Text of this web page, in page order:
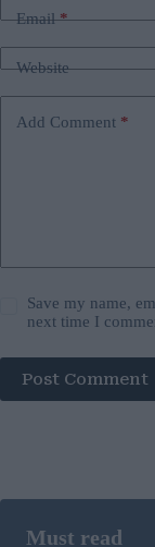
Email*
Website
Add Comment *
Save my name,
next time I
Post Comment